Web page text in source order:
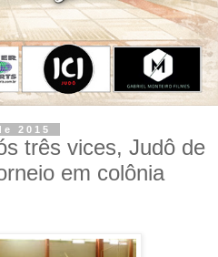
2015
três vices, Judô de
em colônia